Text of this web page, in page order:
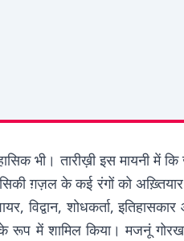
भी। तारीख़ी इस मायनी
ग़ज़ल के कई रंगों को
विद्वान, शोधकर्ता,
रूप में शामिल किया। मजनूं